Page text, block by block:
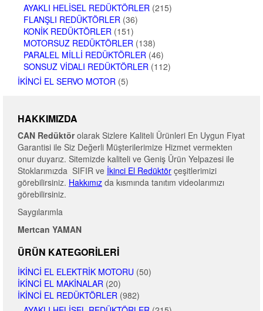
AYAKLI HELISEL REDÜKTÖRLER (215)
FLANŞLI REDÜKTÖRLER (36)
KONIK REDÜKTÖRLER (151)
MOTORSUZ REDÜKTÖRLER (138)
PARALEL MILLI REDÜKTÖRLER (46)
SONSUZ VIDALI REDÜKTÖRLER (112)
İKINCI EL SERVO MOTOR (5)
HAKKIMIZDA
CAN Redüktörolarak Sizlere Kaliteli Ürünleri En Uygun Fiyat
Garantisi ile Siz Değerli Müşterilerimize Hizmet vermekten
onur duyarız. Sitemizde kaliteli ve Geniş Ürün Yelpazesi ile
Stoklarımızda SIFIR ve İkinci El Redüktör çeşitlerimizi
görebilirsiniz. Hakkımız da kısmında tanıtım videolarımızı
görebilirsiniz.
Saygılarımla
Mertcan YAMAN
ÜRÜN KATEGORILERI
İKINCI EL ELEKTRIK MOTORU (50)
İKINCI EL MAKINALAR (20)
İKINCI EL REDÜKTÖRLER (982)